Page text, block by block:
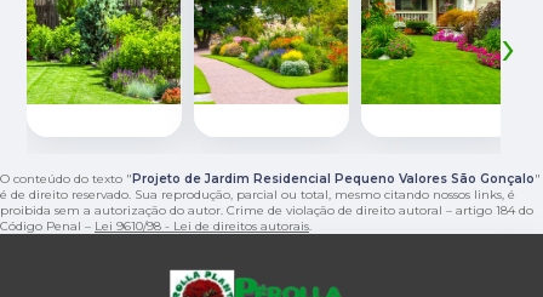
‹ ›
O conteúdo do texto " Projeto de Jardim Residencial Pequeno Valores São Gonçalo"
é de direito reservado. Sua reprodução, parcial ou total, mesmo citando nossos links, é
proibida sem a autorização do autor. Crime de violação de direito autoral – artigo 184 do
Código Penal – Lei 9610/98 - Lei de direitos autorais.